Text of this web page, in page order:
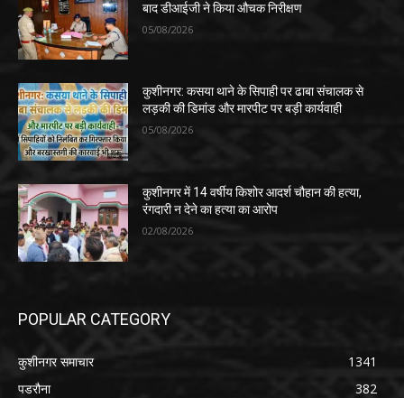
बाद डीआईजी ने किया औचक निरीक्षण
05/08/2026
कुशीनगर: कसया थाने के सिपाही पर ढाबा संचालक से
लड़की की डिमांड और मारपीट पर बड़ी कार्यवाही
05/08/2026
कुशीनगर में 14 वर्षीय किशोर आदर्श चौहान की हत्या,
रंगदारी न देने का हत्या का आरोप
02/08/2026
POPULAR CATEGORY
कुशीनगर समाचार
1341
पडरौना
382